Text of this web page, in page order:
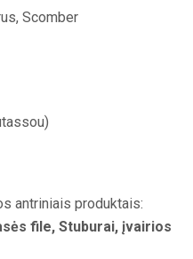
Scomber
antriniais produktais:
file, Stuburai, įvairios